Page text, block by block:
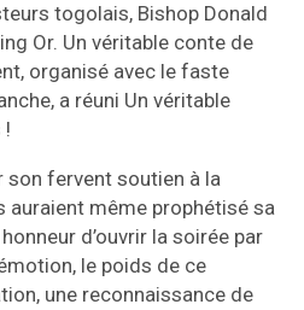
togolais, Bishop Donald
Or. Un véritable conte de
organisé avec le faste
a réuni Un véritable
!
son fervent soutien à la
auraient même prophétisé sa
d’ouvrir la soirée par
le poids de ce
une reconnaissance de